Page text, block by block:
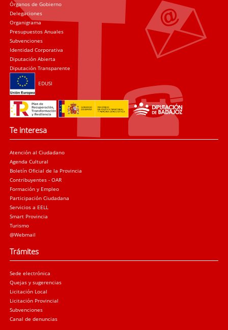
Órganos de Gobierno
Delegaciones
Organigrama
Presupuestos Anuales
Subvenciones
Identidad Corporativa
Diputación Abierta
Diputación Transparente
EDUSI
Te interesa
Atención al Ciudadano
Agenda Cultural
Boletín Oficial de la Provincia
Contribuyentes - OAR
Formación y Empleo
Participación Ciudadana
Servicios a EELL
Smart Provincia
Turismo
@Webmail
Trámites
Sede electrónica
Quejas y sugerencias
Licitación Local
Licitación Provincial
Subvenciones
Canal de denuncias